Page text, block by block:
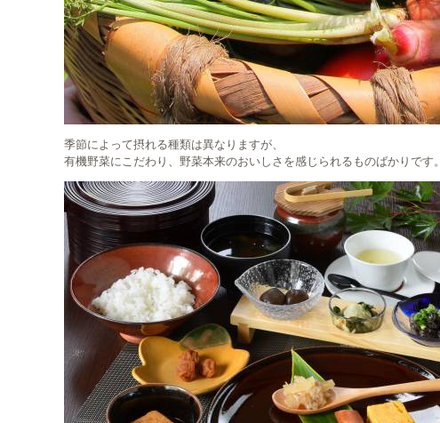
季節によって摂れる種類は異なりますが、
有機野菜にこだわり、野菜本来のおいしさを感じられるものばかりです。